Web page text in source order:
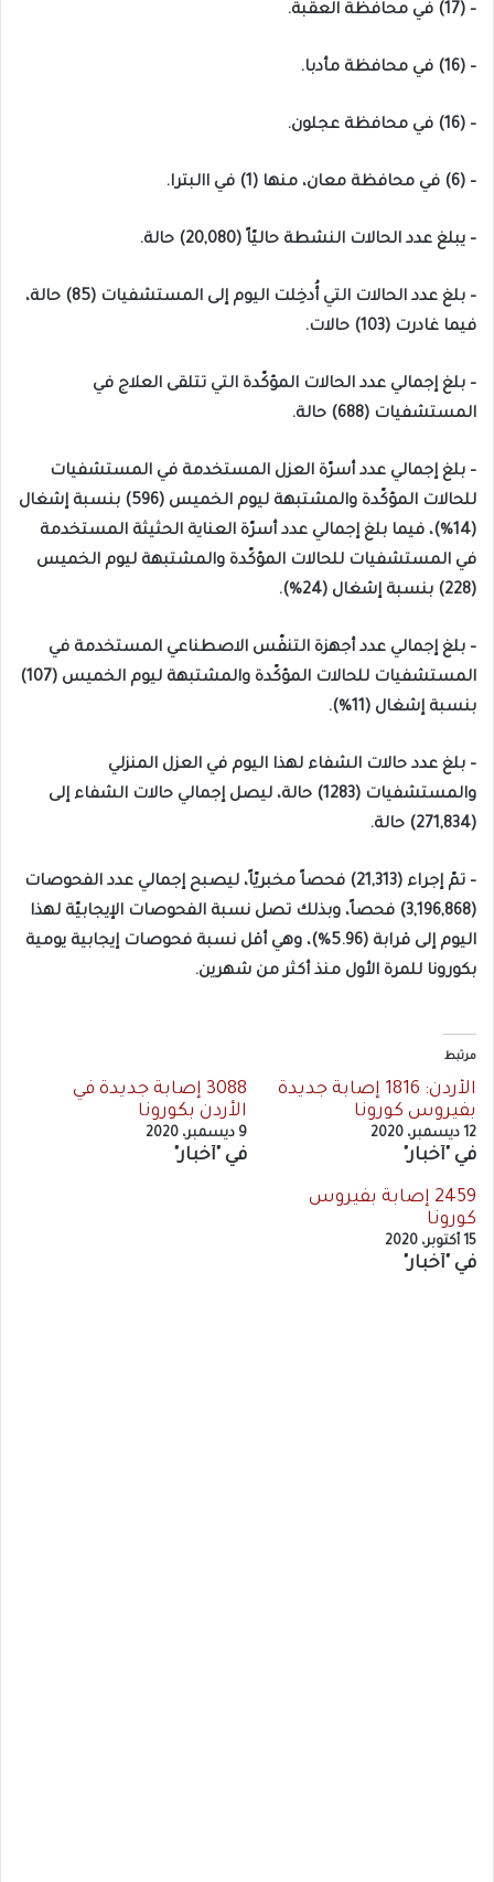
– (17) في محافظة العقبة.
– (16) في محافظة مأدبا.
– (16) في محافظة عجلون.
– (6) في محافظة معان، منها (1) في االبترا.
– يبلغ عدد الحالات النشطة حاليّاً (20,080) حالة.
– بلغ عدد الحالات التي أُدخِلت اليوم إلى المستشفيات (85) حالة،
فيما غادرت (103) حالات.
– بلغ إجمالي عدد الحالات المؤكّدة التي تتلقى العلاج في
المستشفيات (688) حالة.
– بلغ إجمالي عدد أسرّة العزل المستخدمة في المستشفيات
للحالات المؤكّدة والمشتبهة ليوم الخميس (596) بنسبة إشغال
(14%)، فيما بلغ إجمالي عدد أسرّة العناية الحثيثة المستخدمة
في المستشفيات للحالات المؤكّدة والمشتبهة ليوم الخميس
(228) بنسبة إشغال (24%).
– بلغ إجمالي عدد أجهزة التنفّس الاصطناعي المستخدمة في
المستشفيات للحالات المؤكّدة والمشتبهة ليوم الخميس (107)
بنسبة إشغال (11%).
– بلغ عدد حالات الشفاء لهذا اليوم في العزل المنزلي
والمستشفيات (1283) حالة، ليصل إجمالي حالات الشفاء إلى
(271,834) حالة.
– تمّ إجراء (21,313) فحصاً مخبريّاً، ليصبح إجمالي عدد الفحوصات
(3,196,868) فحصاً، وبذلك تصل نسبة الفحوصات الإيجابيّة لهذا
اليوم إلى قرابة (5.96%)، وهي أقل نسبة فحوصات إيجابية يومية
بكورونا للمرة الأول منذ أكثر من شهرين.
مرتبط
الأردن: 1816 إصابة جديدة
بفيروس كورونا
12 ديسمبر، 2020
في "أخبار"
3088 إصابة جديدة في
الأردن بكورونا
9 ديسمبر، 2020
في "أخبار"
2459 إصابة بفيروس
كورونا
15 أكتوبر، 2020
في "أخبار"